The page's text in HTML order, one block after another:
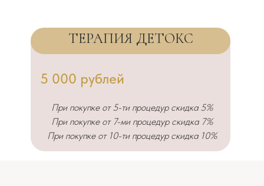
ТЕРАПИЯ ДЕТОКС
5 000 рублей
При покупке от 5-ти процедур скидка 5%
При покупке от 7-ми процедур скидка 7%
При покупке от 10-ти процедур скидка 10%